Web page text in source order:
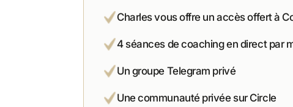
Charles vous offre un accès offert à
4 séances de coaching en direct par
Un groupe Telegram privé
Une communauté privée sur Circle